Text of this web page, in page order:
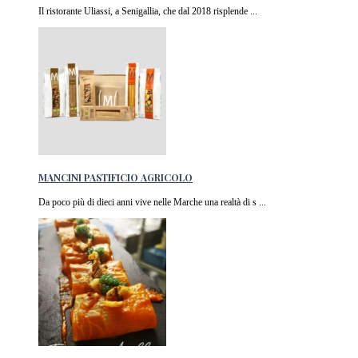
Il ristorante Uliassi, a Senigallia, che dal 2018 risplende ...
MANCINI PASTIFICIO AGRICOLO
Da poco più di dieci anni vive nelle Marche una realtà di s ...